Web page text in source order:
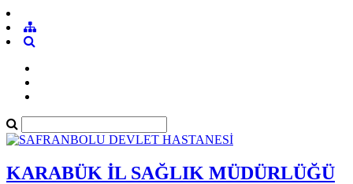
KARABÜK İL SAĞLIK MÜDÜRLÜĞÜ